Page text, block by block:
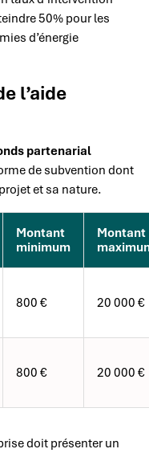
50% pour les
d’énergie
l’aide
partenarial
de subvention dont
et sa nature.
Montant
minimum
Montant
800 € 20 000 €
800 € 20 000 €
doit présenter un